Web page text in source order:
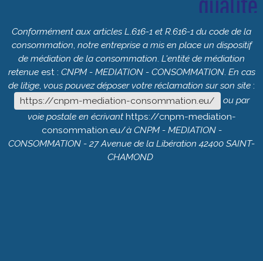
Conformément aux articles L 616-1 et R.616-1 du code de la
consommation notre entreprise a mis en place un dispositif
de médiation de la consommation L'entité de médiation
retenueest : CNPM - MEDIATION - CONSOMMATION. En cas
de litige vous pouvez déposer votre réclamation sur son site :
https://cnpm-mediation-consommation.eu/
ou par
voie postale en écrivanthttps://cnpm-mediation-
consommation.eu/à CNPM - MEDIATION -
CONSOMMATION - 27 Avenue de la Libération 42400 SAINT-
CHAMOND